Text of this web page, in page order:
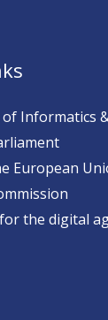
Informatics
European
the digital